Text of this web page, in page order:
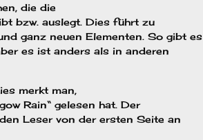
die die
bzw. auslegt. Dies führt zu
ganz neuen Elementen. So gibt es
es ist anders als in anderen
merkt man,
Rain“ gelesen hat. Der
Leser von der ersten Seite an